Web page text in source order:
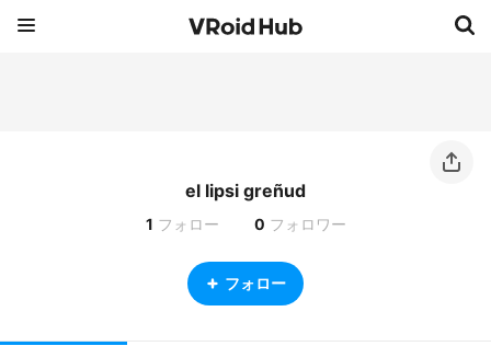
el lipsi greñud
1 フォロー 0 フォロワー
フォロー